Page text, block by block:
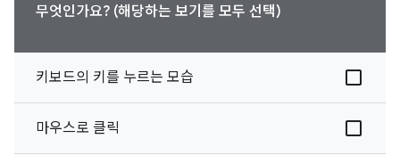
무엇인가요? (해당하는 보기를 모두 선택)
키보드의 키를 누르는 모습
마우스로 클릭